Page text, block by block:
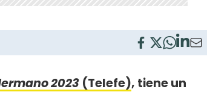
2023 (Telefe), tiene un